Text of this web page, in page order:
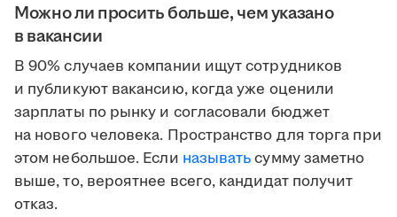
Можно ли просить больше, чем указано
в вакансии
В 90% случаев компании ищут сотрудников
и публикуют вакансию, когда уже оценили
зарплаты по рынку и согласовали бюджет
на нового человека. Пространство для торга при
этом небольшое. Если называтьсумму заметно
выше, то, вероятнее всего, кандидат получит
отказ.